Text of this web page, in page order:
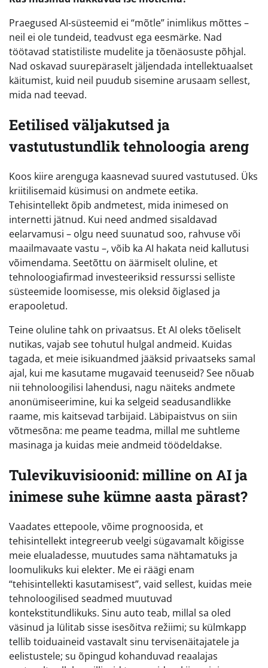
Praegused AI-süsteemid ei “mõtle” inimlikus mõttes –
neil ei ole tundeid, teadvust ega eesmärke. Nad
töötavad statistiliste mudelite ja tõenäosuste põhjal.
Nad oskavad suurepäraselt jäljendada intellektuaalset
käitumist, kuid neil puudub sisemine arusaam sellest,
mida nad teevad.
Eetilised väljakutsed ja
vastutustundlik tehnoloogia areng
Koos kiire arenguga kaasnevad suured vastutused. Üks
kriitilisemaid küsimusi on andmete eetika.
Tehisintellekt õpib andmetest, mida inimesed on
internetti jätnud. Kui need andmed sisaldavad
eelarvamusi – olgu need suunatud soo, rahvuse või
maailmavaate vastu –, võib ka AI hakata neid kallutusi
võimendama. Seetõttu on äärmiselt oluline, et
tehnoloogiafirmad investeeriksid ressurssi selliste
süsteemide loomisesse, mis oleksid õiglased ja
erapooletud.
Teine oluline tahk on privaatsus. Et AI oleks tõeliselt
nutikas, vajab see tohutul hulgal andmeid. Kuidas
tagada, et meie isikuandmed jääksid privaatseks samal
ajal, kui me kasutame mugavaid teenuseid? See nõuab
nii tehnoloogilisi lahendusi, nagu näiteks andmete
anonümiseerimine, kui ka selgeid seadusandlikke
raame, mis kaitsevad tarbijaid. Läbipaistvus on siin
võtmesõna: me peame teadma, millal me suhtleme
masinaga ja kuidas meie andmeid töödeldakse.
Tulevikuvisioonid: milline on AI ja
inimese suhe kümne aasta pärast?
Vaadates ettepoole, võime prognoosida, et
tehisintellekt integreerub veelgi sügavamalt kõigisse
meie elualadesse, muutudes sama nähtamatuks ja
loomulikuks kui elekter. Me ei räägi enam
“tehisintellekti kasutamisest”, vaid sellest, kuidas meie
tehnoloogilised seadmed muutuvad
kontekstitundlikuks. Sinu auto teab, millal sa oled
väsinud ja lülitab sisse isesõitva režiimi; su külmkapp
tellib toiduaineid vastavalt sinu tervisenäitajatele ja
eelistustele; su õpingud kohanduvad reaalajas